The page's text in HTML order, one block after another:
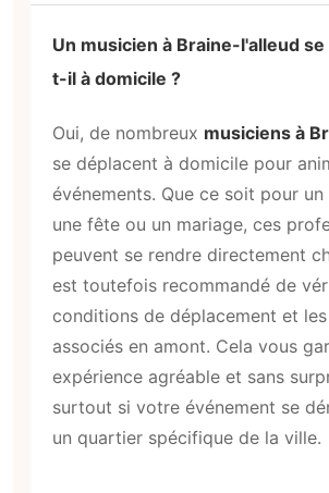
Un musicien à Braine-l'alleud
t-il à domicile ?
Oui, de nombreux musiciens à
se déplacent à domicile pour
événements. Que ce soit pour un
une fête ou un mariage, ces
peuvent se rendre directement
est toutefois recommandé de
conditions de déplacement et
associés en amont. Cela vous
expérience agréable et sans
surtout si votre événement se
un quartier spécifique de la ville.